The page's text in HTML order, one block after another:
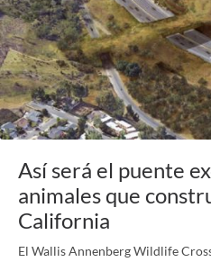
Así será el puente
animales que
California
El Wallis Annenberg Wildlife